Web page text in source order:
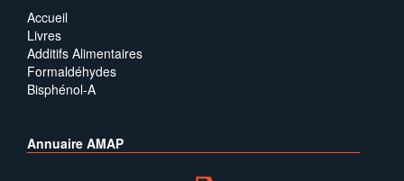
Accueil
Livres
Additifs Alimentaires
Formaldéhydes
Bisphénol-A
Annuaire AMAP